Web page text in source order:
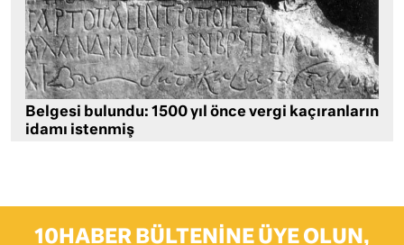
Belgesi bulundu: 1500 yıl önce vergi kaçıranların
idamı istenmiş
10HABER BÜLTENINE ÜYE OLUN,